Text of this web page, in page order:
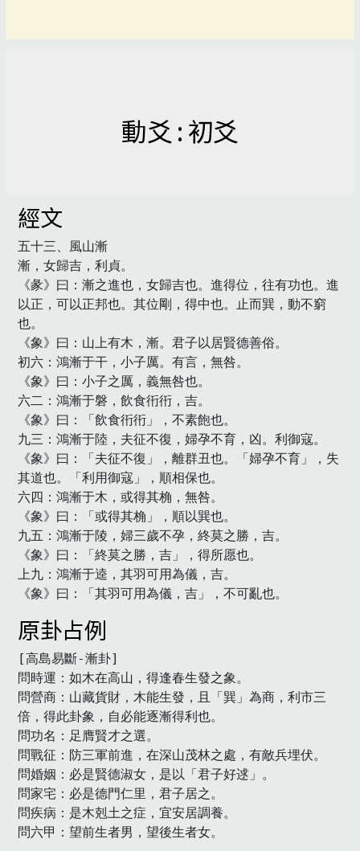
動爻 : 初爻
經文
五十三、風山漸
漸，女歸吉，利貞。
《彖》曰：漸之進也，女歸吉也。進得位，往有功也。進
以正，可以正邦也。其位剛，得中也。止而巽，動不窮
也。
《象》曰：山上有木，漸。君子以居賢德善俗。
初六：鴻漸于干，小子厲。有言，無咎。
《象》曰：小子之厲，義無咎也。
六二：鴻漸于磐，飲食衎衎，吉。
《象》曰：「飲食衎衎」，不素飽也。
九三：鴻漸于陸，夫征不復，婦孕不育，凶。利御寇。
《象》曰：「夫征不復」，離群丑也。「婦孕不育」，失
其道也。「利用御寇」，順相保也。
六四：鴻漸于木，或得其桷，無咎。
《象》曰：「或得其桷」，順以巽也。
九五：鴻漸于陵，婦三歲不孕，終莫之勝，吉。
《象》曰：「終莫之勝，吉」，得所愿也。
上九：鴻漸于逵，其羽可用為儀，吉。
《象》曰：「其羽可用為儀，吉」，不可亂也。
原卦占例
[高島易斷-漸卦]
問時運：如木在高山，得逢春生發之象。
問營商：山藏貨財，木能生發，且「巽」為商，利市三
倍，得此卦象，自必能逐漸得利也。
問功名：足膺賢才之選。
問戰征：防三軍前進，在深山茂林之處，有敵兵埋伏。
問婚姻：必是賢德淑女，是以「君子好逑」。
問家宅：必是德門仁里，君子居之。
問疾病：是木剋土之症，宜安居調養。
問六甲：望前生者男，望後生者女。